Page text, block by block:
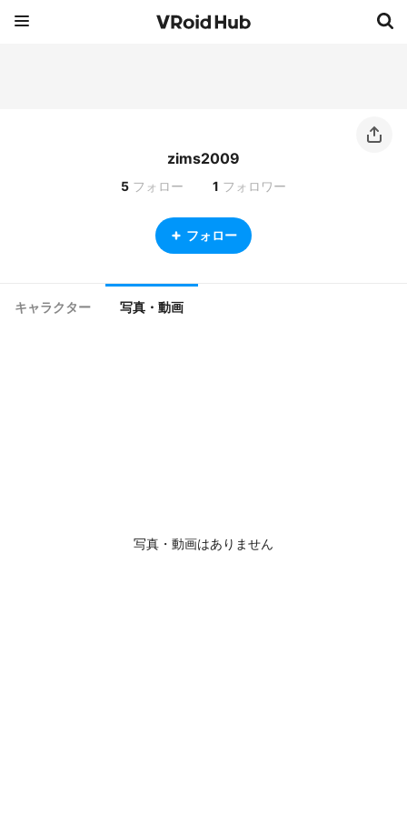
zims2009
5 フォロー 1 フォロワー
フォロー
キャラクター 写真・動画
写真・動画はありません